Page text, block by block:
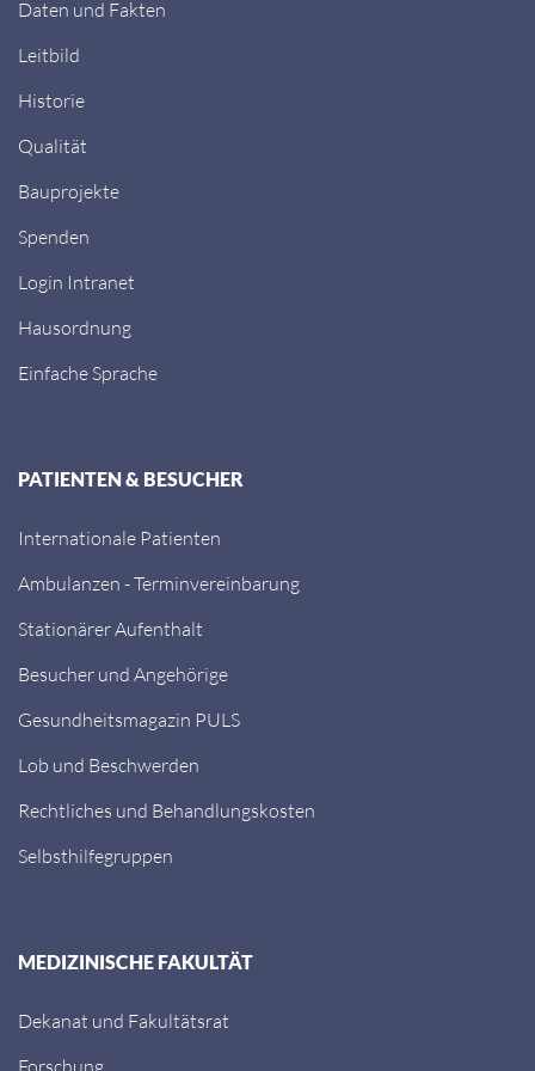
Daten und Fakten
Leitbild
Historie
Qualität
Bauprojekte
Spenden
Login Intranet
Hausordnung
Einfache Sprache
PATIENTEN & BESUCHER
Internationale Patienten
Ambulanzen - Terminvereinbarung
Stationärer Aufenthalt
Besucher und Angehörige
Gesundheitsmagazin PULS
Lob und Beschwerden
Rechtliches und Behandlungskosten
Selbsthilfegruppen
MEDIZINISCHE FAKULTÄT
Dekanat und Fakultätsrat
Forschung